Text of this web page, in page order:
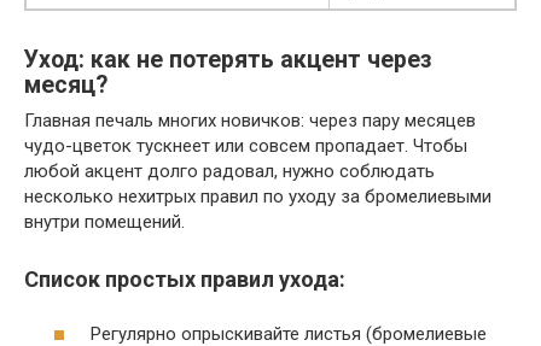
Уход: как не потерять акцент через
месяц?
Главная печаль многих новичков: через пару месяцев
чудо-цветок тускнеет или совсем пропадает. Чтобы
любой акцент долго радовал, нужно соблюдать
несколько нехитрых правил по уходу за бромелиевыми
внутри помещений.
Список простых правил ухода:
Регулярно опрыскивайте листья (бромелиевые